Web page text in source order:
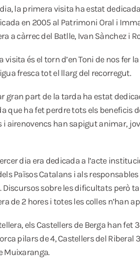
la primera visita ha estat
en 2005 al Patrimoni Oral i
a càrrec del Batlle, Ivan Sànchez i
visita és el torn d’en Toni de nos
fresca tot el llarg del recorregut.
gran part de la tarda ha estat
que ha fet perdre tots els beneficis
i airenovencs han sapigut animar,
dia era dedicada a l’acte
Països Catalans i als
Discursos sobre les dificultats però
de 2 hores i totes les colles n’han
els Castellers de Berga han fet
pilars de 4, Castellers del
Muixaranga.